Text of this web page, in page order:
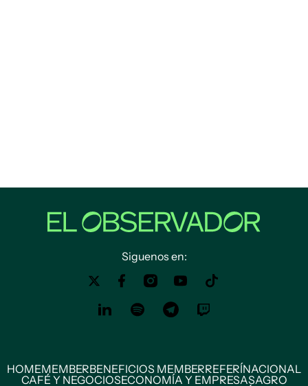
Siguenos en:
HOMEMEMBERBENEFICIOS MEMBERREFERÍNACIONAL
CAFÉ Y NEGOCIOSECONOMÍA Y EMPRESASAGRO